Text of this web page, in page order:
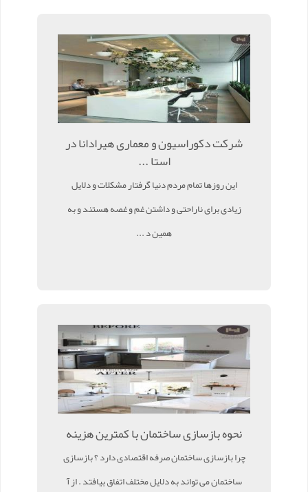
شرکت دکوراسیون و معماری هیرادانا در
استا ...
این روزها تمام مردم دنیا گرفتار مشکلات و دلایل
زیادی برای ناراحتی و داشتن غم و غصه هستند و به
همین د ...
نحوه بازسازی ساختمان با کمترین هزینه
چرا بازسازی ساختمان صرفه اقتصادی دارد ؟ بازسازی
ساختمان می تواند به دلایل مختلف اتفاق بیافتد . از آ